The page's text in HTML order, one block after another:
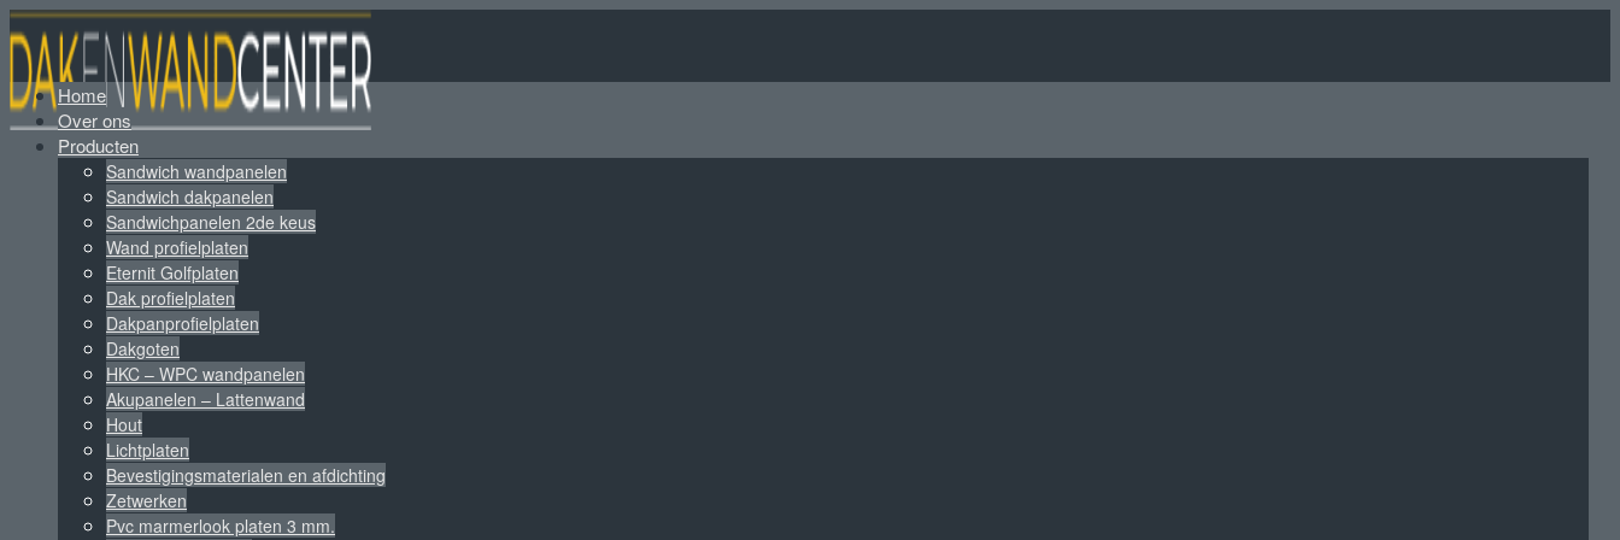
Home
Over ons
Producten
Sandwich wandpanelen
Sandwich dakpanelen
Sandwichpanelen 2de keus
Wand profielplaten
Eternit Golfplaten
Dak profielplaten
Dakpanprofielplaten
Dakgoten
HKC – WPC wandpanelen
Akupanelen – Lattenwand
Hout
Lichtplaten
Bevestigingsmaterialen en afdichting
Zetwerken
Pvc marmerlook platen 3 mm.